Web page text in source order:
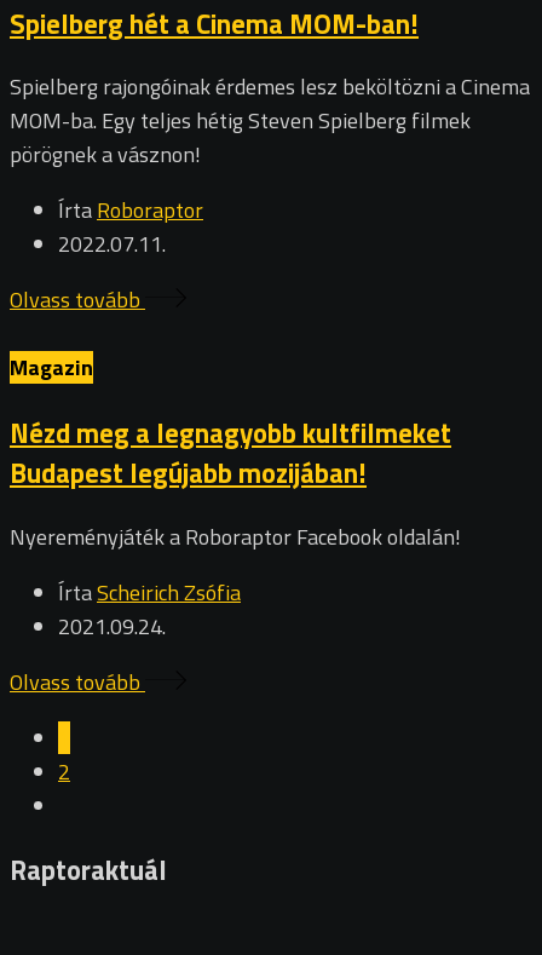
Spielberg hét a Cinema MOM-ban!
Spielberg rajongóinak érdemes lesz beköltözni a Cinema
MOM-ba. Egy teljes hétig Steven Spielberg filmek
pörögnek a vásznon!
ÍrtaRoboraptor
2022.07.11.
Olvass tovább
Magazin
Nézd meg a legnagyobb kultfilmeket
Budapest legújabb mozijában!
Nyereményjáték a Roboraptor Facebook oldalán!
ÍrtaScheirich Zsófia
2021.09.24.
Olvass tovább
2
Raptoraktuál